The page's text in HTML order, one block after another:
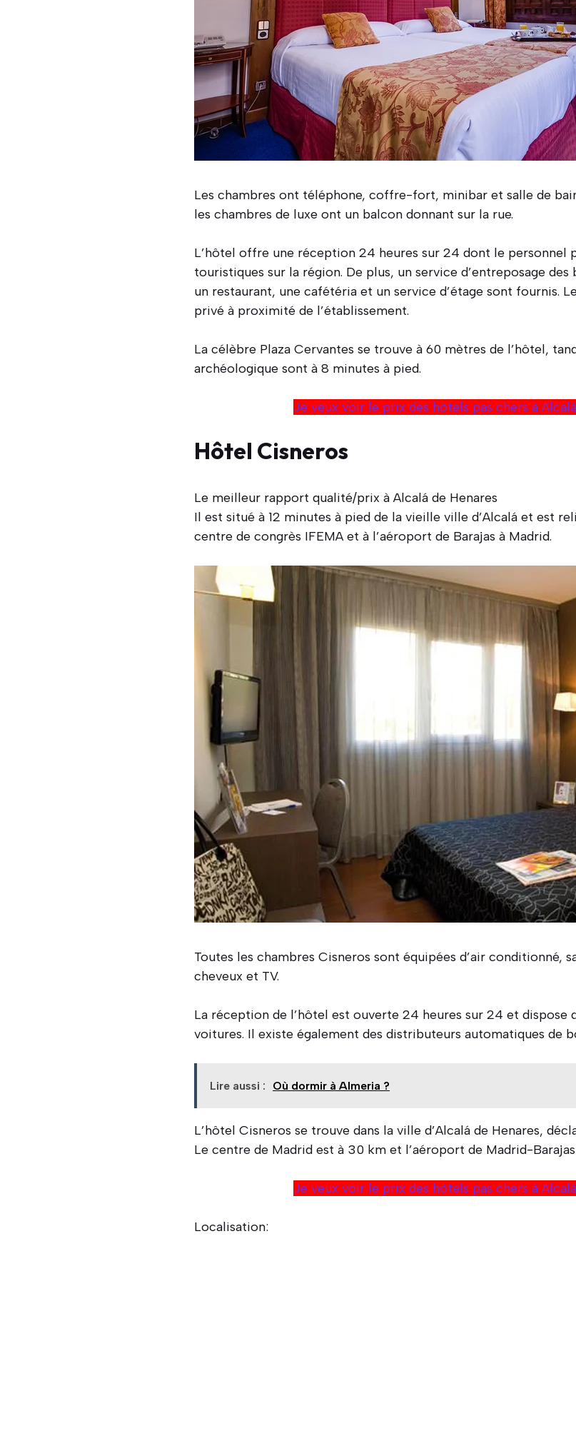
Les chambres ont téléphone, coffre-fort, minibar et salle de
les chambres de luxe ont un balcon donnant sur la rue.
L’hôtel offre une réception 24 heures sur 24 dont le personnel
touristiques sur la région. De plus, un service d’entreposage des
un restaurant, une cafétéria et un service d’étage sont fournis.
privé à proximité de l’établissement.
La célèbre Plaza Cervantes se trouve à 60 mètres de l’hôtel,
archéologique sont à 8 minutes à pied.
Je veux voir le prix des hôtels pas chers à
Hôtel Cisneros
Le meilleur rapport qualité/prix à Alcalá de Henares
Il est situé à 12 minutes à pied de la vieille ville d’Alcalá et est
centre de congrès IFEMA et à l’aéroport de Barajas à Madrid.
Toutes les chambres Cisneros sont équipées d’air conditionné,
cheveux et TV.
La réception de l’hôtel est ouverte 24 heures sur 24 et dispose
voitures. Il existe également des distributeurs automatiques de
Lire aussi : Où dormir à Almeria ?
L’hôtel Cisneros se trouve dans la ville d’Alcalá de Henares,
Le centre de Madrid est à 30 km et l’aéroport de Madrid-
Je veux voir le prix des hôtels pas chers à
Localisation: